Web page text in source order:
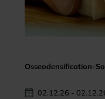
Osseodensification-
02.12.26 -